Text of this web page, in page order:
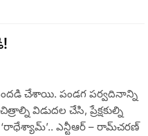
చేశాయి. పండ‌గ ప‌ర్వ‌దినాన్ని
విడుదల చేసి, ప్రేక్షకుల్ని
ఎన్టీఆర్‌ – రామ్‌చరణ్‌